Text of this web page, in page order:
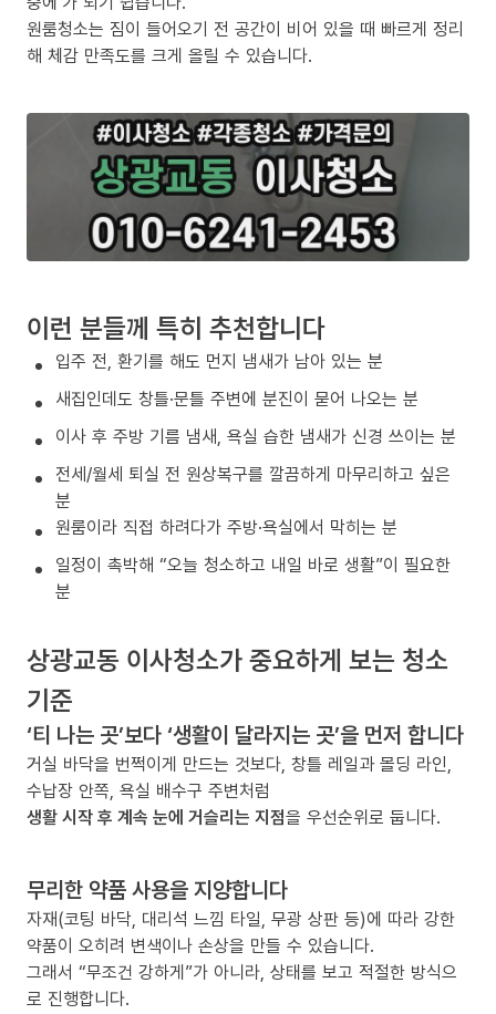
원룸청소는 짐이 들어오기 전 공간이 비어 있을 때 빠르게 정리
해 체감 만족도를 크게 올릴 수 있습니다.
이런 분들께 특히 추천합니다
입주 전, 환기를 해도 먼지 냄새가 남아 있는 분
새집인데도 창틀·문틀 주변에 분진이 묻어 나오는 분
이사 후 주방 기름 냄새, 욕실 습한 냄새가 신경 쓰이는 분
전세/월세 퇴실 전 원상복구를 깔끔하게 마무리하고 싶은
분
원룸이라 직접 하려다가 주방·욕실에서 막히는 분
일정이 촉박해 “오늘 청소하고 내일 바로 생활”이 필요한
분
상광교동 이사청소가 중요하게 보는 청소
기준
‘티 나는 곳’보다 ‘생활이 달라지는 곳’을 먼저 합니다
거실 바닥을 번쩍이게 만드는 것보다, 창틀 레일과 몰딩 라인,
수납장 안쪽, 욕실 배수구 주변처럼
생활 시작 후 계속 눈에 거슬리는 지점을 우선순위로 둡니다.
무리한 약품 사용을 지양합니다
자재(코팅 바닥, 대리석 느낌 타일, 무광 상판 등)에 따라 강한
약품이 오히려 변색이나 손상을 만들 수 있습니다.
그래서 “무조건 강하게”가 아니라, 상태를 보고 적절한 방식으
로 진행합니다.